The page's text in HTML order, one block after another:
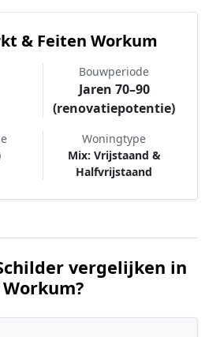
& Feiten Workum
Bouwperiode
Jaren 70–90
(renovatiepotentie)
Woningtype
Mix: Vrijstaand &
Halfvrijstaand
vergelijken in
Workum?